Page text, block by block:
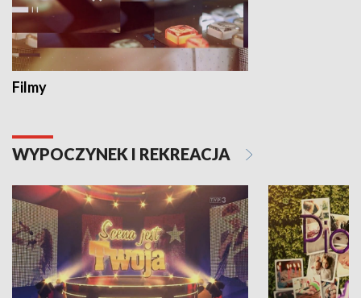
Filmy
WYPOCZYNEK I REKREACJA